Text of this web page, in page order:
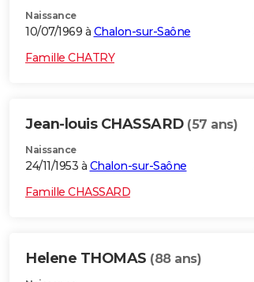
Naissance
10/07/1969 à Chalon-sur-Saône
Famille CHATRY
Jean-louis CHASSARD (57 ans)
Naissance
24/11/1953 à Chalon-sur-Saône
Famille CHASSARD
Helene THOMAS (88 ans)